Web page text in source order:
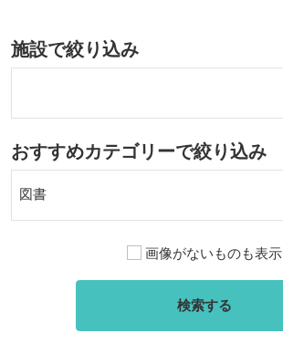
施設で絞り込み
おすすめカテゴリーで絞り込み
図書
画像がないものも表示
検索する